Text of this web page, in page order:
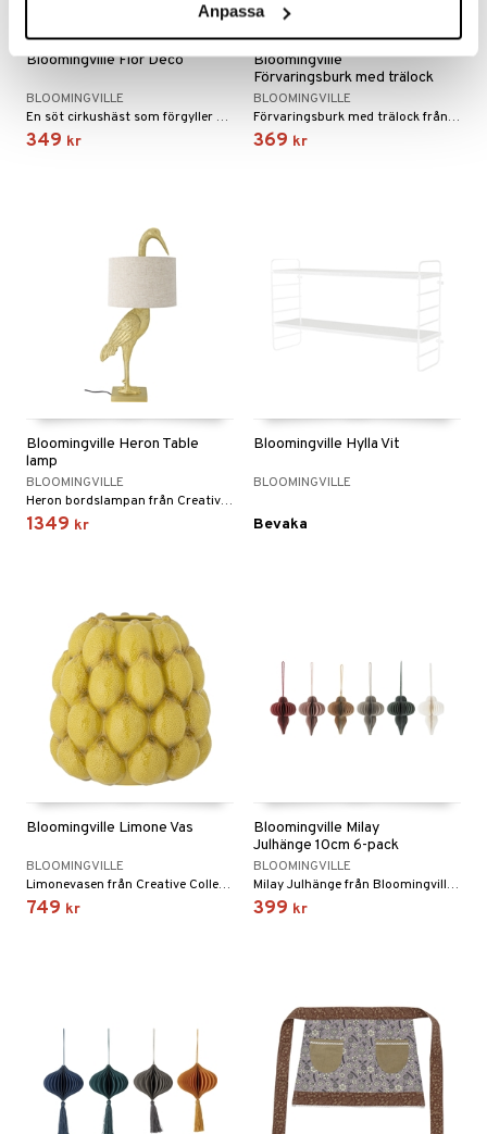
Anpassa
Bloomingville Flor Deco
BLOOMINGVILLE
En söt cirkushäst som förgyller vilken hylla som helst!
349 kr
Bloomingville
Förvaringsburk med trälock
BLOOMINGVILLE
Förvaringsburk med trälock från Bloomingville.
369 kr
Bloomingville Heron Table
lamp
BLOOMINGVILLE
Heron bordslampan från Creative Collection är ett riktigt statement.
1349 kr
Bloomingville Hylla Vit
BLOOMINGVILLE
Bevaka
Bloomingville Limone Vas
BLOOMINGVILLE
Limonevasen från Creative Collection är gjord av stengods i en varmgul färg. Dekorerad med härliga citroner.
749 kr
Bloomingville Milay
Julhänge 10cm 6-pack
BLOOMINGVILLE
Milay Julhänge från Bloomingville kommer i 6-pack.
399 kr